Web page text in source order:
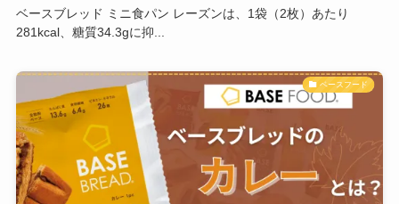
ベースブレッド ミニ食パン レーズンは、1袋（2枚）あたり
281kcal、糖質34.3gに抑...
ベースフード